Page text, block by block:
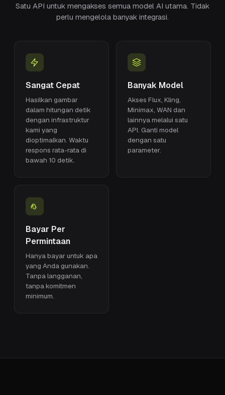
Satu API untuk mengakses semua model AI utama. Tidak
perlu mengelola banyak integrasi.
Sangat Cepat
Hasilkan gambar
dalam hitungan detik
dengan infrastruktur
kami yang
dioptimalkan. Waktu
respons rata-rata di
bawah 10 detik.
Banyak Model
Akses Flux, Kling,
Minimax, WAN dan
lainnya melalui satu
API. Ganti model
dengan satu
parameter.
Bayar Per
Permintaan
Hanya bayar untuk apa
yang Anda gunakan.
Tanpa langganan,
tanpa komitmen
minimum.